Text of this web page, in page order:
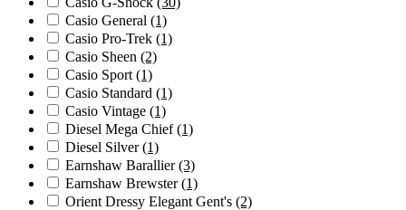
Casio General (1)
Casio Pro-Trek (1)
Casio Sheen (2)
Casio Sport (1)
Casio Standard (1)
Casio Vintage (1)
Diesel Mega Chief(1)
Diesel Silver(1)
Earnshaw Barallier(3)
Earnshaw Brewster(1)
Orient Dressy Elegant Gent's (2)